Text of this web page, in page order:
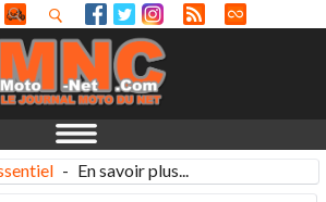
- En savoir plus...